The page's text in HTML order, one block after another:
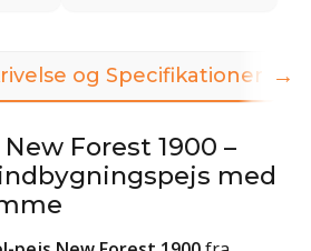
og Specifikationer
Forest 1900 –
med
→